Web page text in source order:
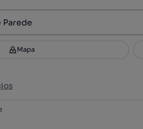
Filtros 3
Mapa